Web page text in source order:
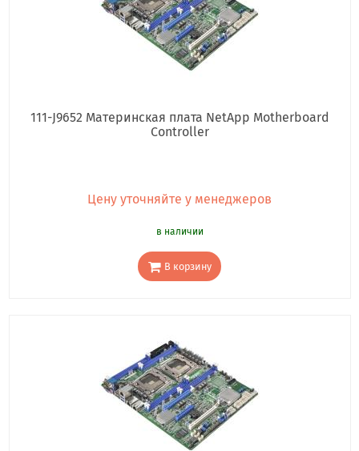
111-J9652 Материнская плата NetApp Motherboard
Controller
Цену уточняйте у менеджеров
в наличии
В корзину